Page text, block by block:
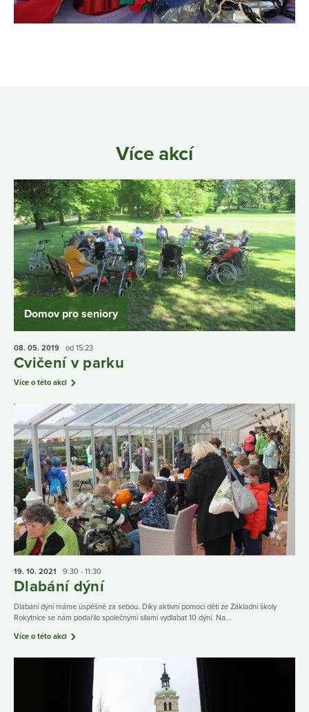
Více akcí
Domov pro seniory
08. 05. 2019 od 15:23
Cvičení v parku
Více o této akci
19. 10. 2021 9:30 - 11:30
Dlabání dýní
Dlabání dýní máme úspěšně za sebou. Díky aktivní pomoci dětí ze Základní školy
Rokytnice se nám podařilo společnými silami vydlabat 10 dýní. Na...
Více o této akci